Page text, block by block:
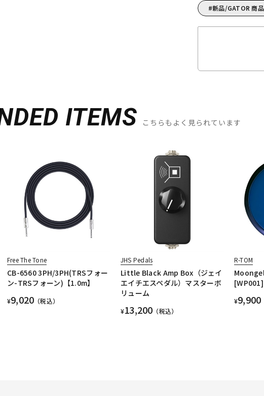
新品/GATOR 商
ITEMS こちらもよく見られています
Free The Tone
CB-6560 3PH/3PH(TRSフォー
ン-TRSフォーン)【1.0m】
¥9,020 （税込）
JHS Pedals
Little Black Amp Box（ジェイ
エイチエスペダル）マスターボ
リューム
¥13,200 （税込）
R-TOM
[WP001]
¥9,900